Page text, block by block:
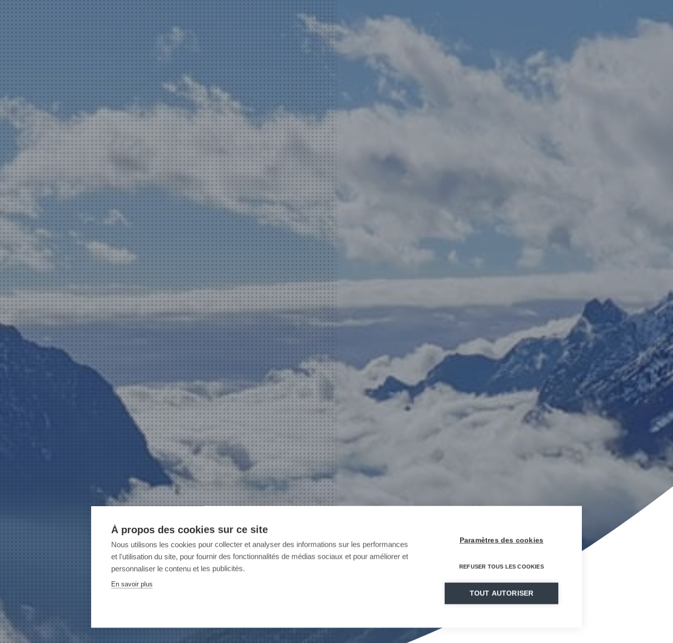
À propos des cookies sur ce site
Nous utilisons les cookies pour collecter et analyser des informations sur les performances
et l'utilisation du site, pour fournir des fonctionnalités de médias sociaux et pour améliorer et
personnaliser le contenu et les publicités.
En savoir plus
Paramètres des cookies
REFUSER TOUS LES COOKIES
TOUT AUTORISER